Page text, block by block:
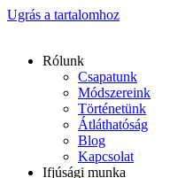
Ugrás a tartalomhoz
Rólunk
Csapatunk
Módszereink
Történetünk
Átláthatóság
Blog
Kapcsolat
Ifjúsági munka